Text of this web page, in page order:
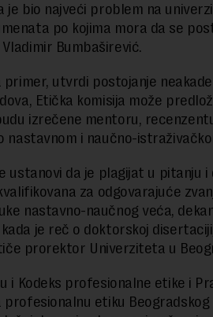
je bio najveći problem na
po kojima mora da se
Bumbaširević.
primer, utvrdi postojanje
Etička komisija može
izrečene mentoru,
nastavnom i naučno-
ustanovi da je plagijat u pitanju
za odgovarajuće
nastavno-naučnog veća,
je reč o doktorskoj
prorektor Univerziteta u
i Kodeks profesionalne etike i
profesionalnu etiku